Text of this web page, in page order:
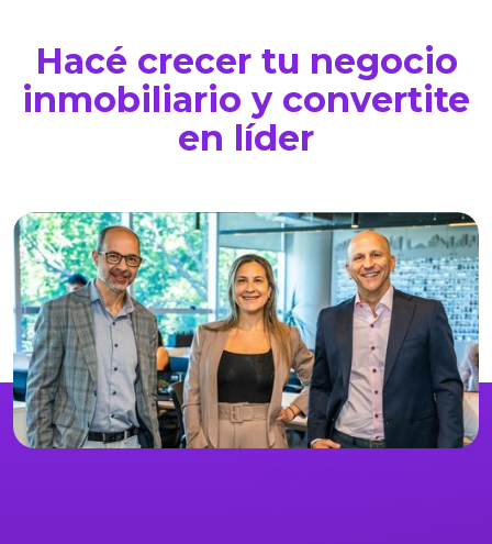
Hacé crecer tu negocio
inmobiliario y convertite
en líder